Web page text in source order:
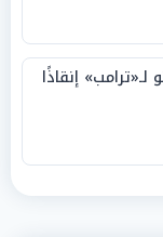
لـ«ترامب» إنقاذًا